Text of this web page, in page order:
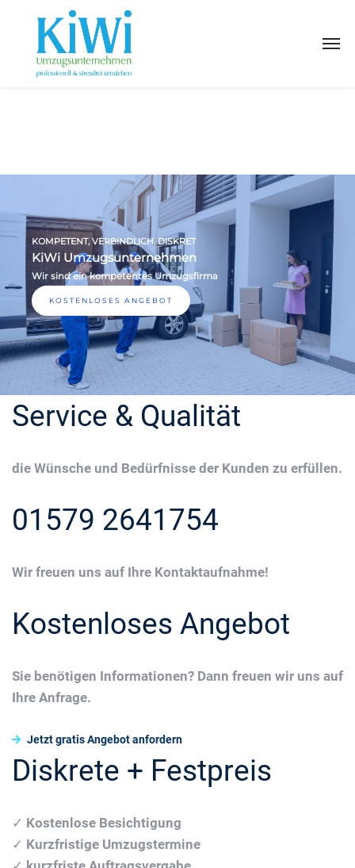
KOMPETENT, VERBINDLICH, DISKRET
KiWi Umzugsunternehmen
Wir sind ein kompetentes Umzugsfirma
KOSTENLOSES ANGEBOT
Service & Qualität
die Wünsche und Bedürfnisse der Kunden zu erfüllen.
01579 2641754
Wir freuen uns auf Ihre Kontaktaufnahme!
Kostenloses Angebot
Sie benötigen Informationen? Dann freuen wir uns auf
Ihre Anfrage.
Jetzt gratis Angebot anfordern
Diskrete + Festpreis
✓ Kostenlose Besichtigung
✓ Kurzfristige Umzugstermine